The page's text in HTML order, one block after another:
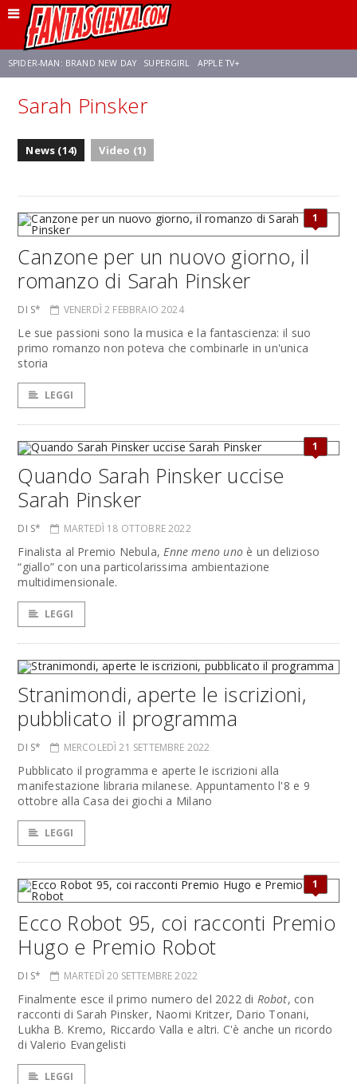
SPIDER-MAN: BRAND NEW DAY SUPERGIRL APPLE TV+
FRANCO RICCIARDIELLO ZENDAYA
Sarah Pinsker
News (14) Video (1)
1
Canzone per un nuovo giorno, il
romanzo di Sarah Pinsker
DI S* VENERDÌ 2 FEBBRAIO 2024
Le sue passioni sono la musica e la fantascienza: il suo
primo romanzo non poteva che combinarle in un'unica
storia
LEGGI
1
Quando Sarah Pinsker uccise
Sarah Pinsker
DI S* MARTEDÌ 18 OTTOBRE 2022
Finalista al Premio Nebula,Enne meno uno è un delizioso
“giallo” con una particolarissima ambientazione
multidimensionale.
LEGGI
Stranimondi, aperte le iscrizioni,
pubblicato il programma
DI S* MERCOLEDÌ 21 SETTEMBRE 2022
Pubblicato il programma e aperte le iscrizioni alla
manifestazione libraria milanese. Appuntamento l'8 e 9
ottobre alla Casa dei giochi a Milano
LEGGI
1
Ecco Robot 95, coi racconti Premio
Hugo e Premio Robot
DI S* MARTEDÌ 20 SETTEMBRE 2022
Finalmente esce il primo numero del 2022 di Robot, con
racconti di Sarah Pinsker, Naomi Kritzer, Dario Tonani,
Lukha B. Kremo, Riccardo Valla e altri. C'è anche un ricordo
di Valerio Evangelisti
LEGGI